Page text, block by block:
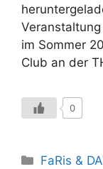
im Sommer
Club an der
0
Kategorien
FaRis &